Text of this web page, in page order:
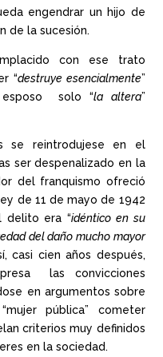
engendrar un hijo de
de la sucesión.
con ese trato
“destruye esencialmente”
esposo solo “la altera”
se reintrodujese en el
ser despenalizado en la
del franquismo ofreció
de 11 de mayo de 1942
delito era “idéntico en su
del daño mucho mayor
casi cien años después,
las convicciones
en argumentos sobre
pública” cometer
criterios muy definidos
en la sociedad.